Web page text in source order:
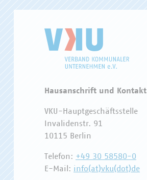
Hausanschrift und Kontakt
VKU-Hauptgeschäftsstelle
Invalidenstr. 91
10115 Berlin
Telefon: +49 30 58580-0
E-Mail: info(at)vku(dot)de